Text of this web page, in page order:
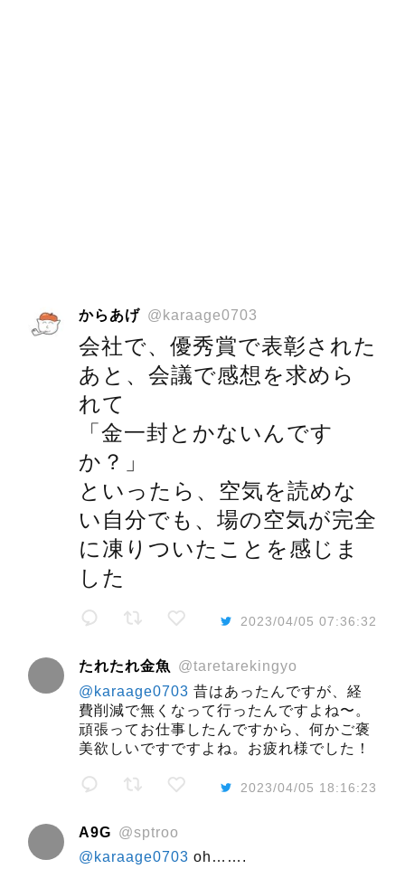
からあげ @karaage0703
会社で、優秀賞で表彰された
あと、会議で感想を求めら
れて
「金一封とかないんです
か？」
といったら、空気を読めな
い自分でも、場の空気が完全
に凍りついたことを感じま
した
2023/04/05 07:36:32
たれたれ金魚
@taretarekingyo
@karaage0703 昔はあったんですが、経
費削減で無くなって行ったんですよね〜。
頑張ってお仕事したんですから、何かご褒
美欲しいですですよね。お疲れ様でした！
2023/04/05 18:16:23
A9G @sptroo
@karaage0703 oh…….